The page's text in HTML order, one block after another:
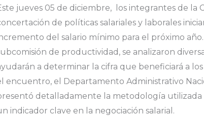
jueves 05 de diciembre, los integrantes de la
de políticas salariales y laborales
del salario mínimo para el próximo
de productividad, se analizaron
a determinar la cifra que beneficiará a
encuentro, el Departamento Administrativo
detalladamente la metodología
indicador clave en la negociación salarial.